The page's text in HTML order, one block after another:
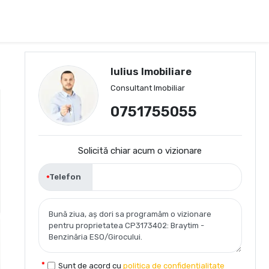
Iulius Imobiliare
Consultant Imobiliar
0751755055
Solicită chiar acum o vizionare
Telefon
Sunt de acord cu politica de confidențialitate